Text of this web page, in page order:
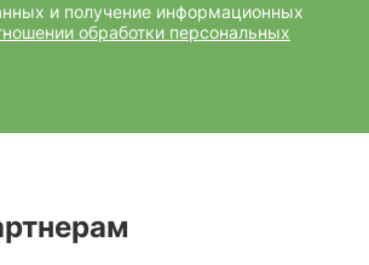
и получение информационных
обработки персональных